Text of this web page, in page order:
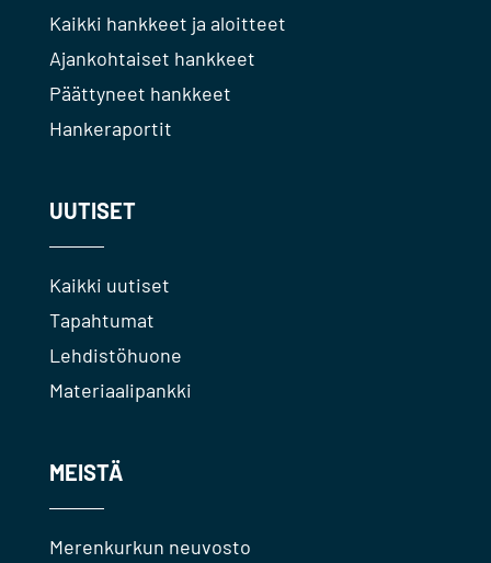
Kaikki hankkeet ja aloitteet
Ajankohtaiset hankkeet
Päättyneet hankkeet
Hankeraportit
UUTISET
Kaikki uutiset
Tapahtumat
Lehdistöhuone
Materiaalipankki
MEISTÄ
Merenkurkun neuvosto